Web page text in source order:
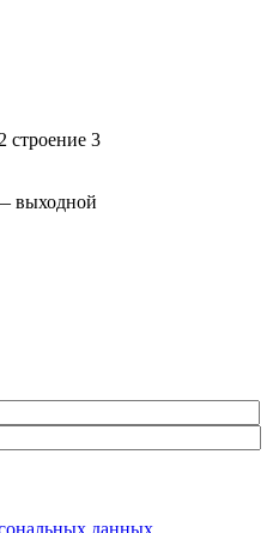
строение 3
выходной
данных